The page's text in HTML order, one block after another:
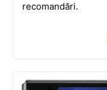
recomandări.